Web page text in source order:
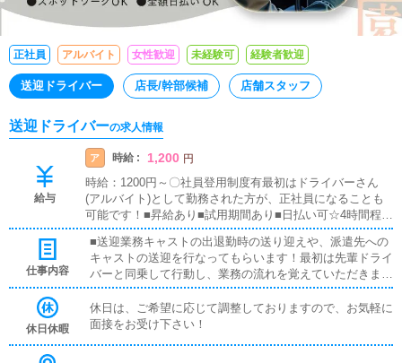
正社員 アルバイト 女性歓迎 未経験可 経験者歓迎
送迎ドライバー 店長/幹部候補 店舗スタッフ
送迎ドライバーの求人情報
給与
ア 時給 : 1,200 円
時給：1200円～〇社員登用制度有最初はドライバーさん
(アルバイト)として勤務された方が、正社員になることも
可能です！■昇給あり■試用期間あり■日払い可☆4時間程度
のスポットワークも可能です！※スポットワークでも時給
等の条件は変わりません。
仕事内容
■送迎業務キャストの出退勤時の送り迎えや、派遣先への
キャストの送迎を行なってもらいます！最初は先輩ドライ
バーと同乗して行動し、業務の流れを覚えていただきます
ので、未経験の方でも安心して働けます。業務中の高速代
は支給しております！業務時間内では、送迎での移動時間
以外の待機中の時間でもお給料は発生します！■清掃業務
休日休暇
休日は、ご希望に応じて調整しておりますので、お気軽に
面接をお受け下さい！